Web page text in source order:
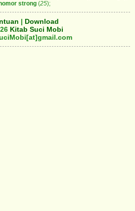
strong(25);
| Download
Kitab Suci Mobi